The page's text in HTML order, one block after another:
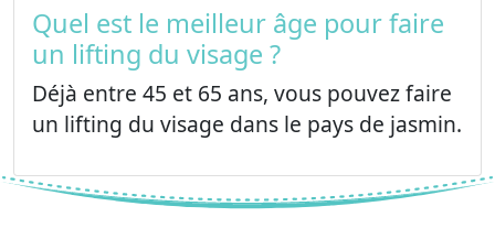
Quel est le meilleur âge pour faire
un lifting du visage ?
Déjà entre 45 et 65 ans, vous pouvez faire
un lifting du visage dans le pays de jasmin.